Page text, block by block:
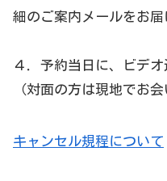
細のご案内メールをお届
４．予約当日に、ビデオ
（対面の方は現地でお
キャンセル規程について